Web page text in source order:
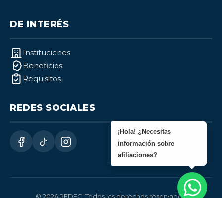
DE INTERÉS
Instituciones
Beneficios
Requisitos
REDES SOCIALES
© 2026 REDEC. Todos los derechos reservados.
¡Hola! ¿Necesitas
información sobre
afiliaciones?